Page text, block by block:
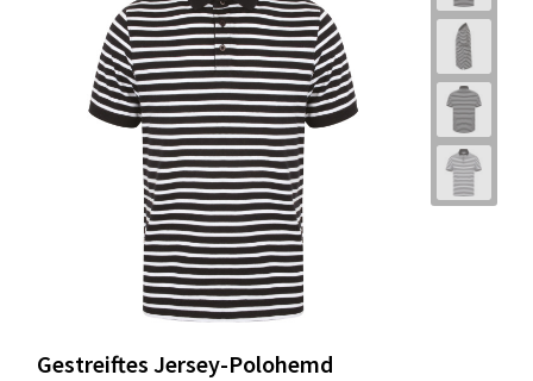
Gestreiftes Jersey-Polohemd